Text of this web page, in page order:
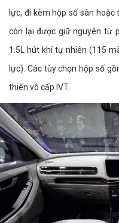
lực, đi kèm hộp số sàn
còn lại được giữ nguyên từ
1.5L hút khí tự nhiên (115
lực). Các tùy chọn hộp số
thiên vô cấp IVT.